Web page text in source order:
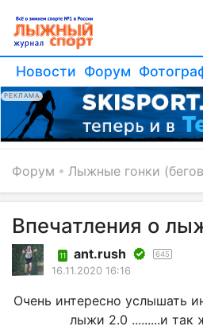
Новости Форум
РЕКЛАМА
Форум Лыжные гонки
Впечатления о
11 ant.rush 645
16.11.2020 16:16
Очень интересно услышать
лыжи 2.0 .........и так